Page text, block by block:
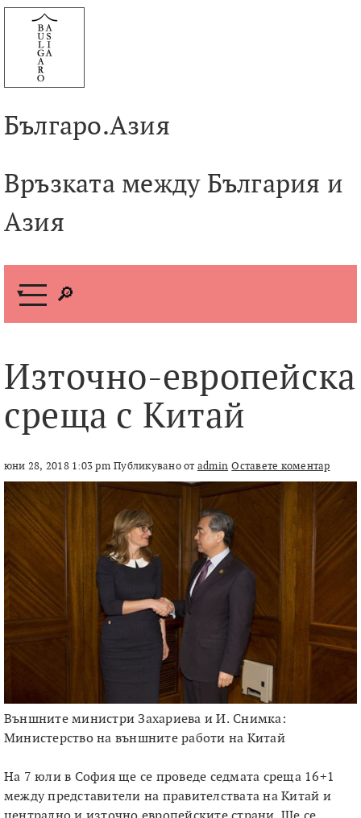
Към
съдържанието
Българо.Азия
Връзката между България и
Азия
М
н
Източно-европейска
среща с Китай
юни 28, 2018 1:03 pm Публикувано от admin Оставете коментар
Външните министри Захариева и И. Снимка:
Министерство на външните работи на Китай
На 7 юли в София ще се проведе седмата среща 16+1
между представители на правителствата на Китай и